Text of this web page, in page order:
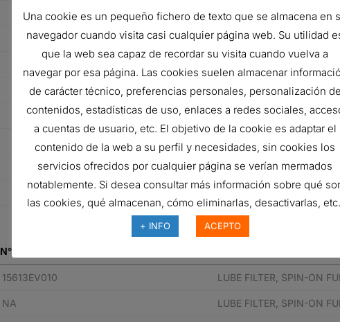
5 micron
SAE
1.72 bar
2.075
Cellulose
Spin-On
N° de pieza del fabricante
15613EV010 LUBE FILTER, SPIN-ON
NA LUBE FILTER, SPIN-ON
Una cookie es un pequeño fichero de texto que se almacena en
navegador cuando visita casi cualquier página web. Su utilidad
que la web sea capaz de recordar su visita cuando vuelva a
navegar por esa página. Las cookies suelen almacenar
de carácter técnico, preferencias personales, personalización de
contenidos, estadísticas de uso, enlaces a redes sociales,
a cuentas de usuario, etc. El objetivo de la cookie es adaptar el
contenido de la web a su perfil y necesidades, sin cookies los
servicios ofrecidos por cualquier página se verían mermados
notablemente. Si desea consultar más información sobre qué
las cookies, qué almacenan, cómo eliminarlas, desactivarlas,
+ INFO ACEPTO